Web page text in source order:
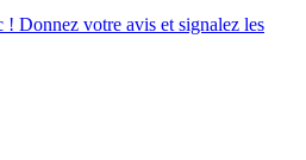
Donnez votre avis et signalez les